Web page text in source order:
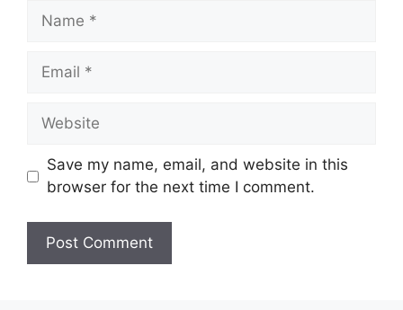
Name
Email
Website
Save my name, email, and website in this
browser for the next time I comment.